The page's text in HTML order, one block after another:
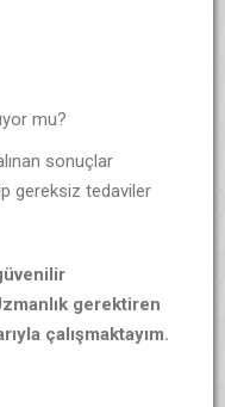
mu?
sonuçlar
gereksiz tedaviler
gerektiren
çalışmaktayım.